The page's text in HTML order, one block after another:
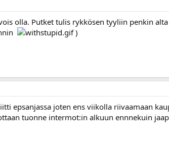
olla. Putket tulis rykkösen tyyliin penkin
)
epsanjassa joten ens viikolla riivaamaan
tuonne intermot:in alkuun ennnekuin